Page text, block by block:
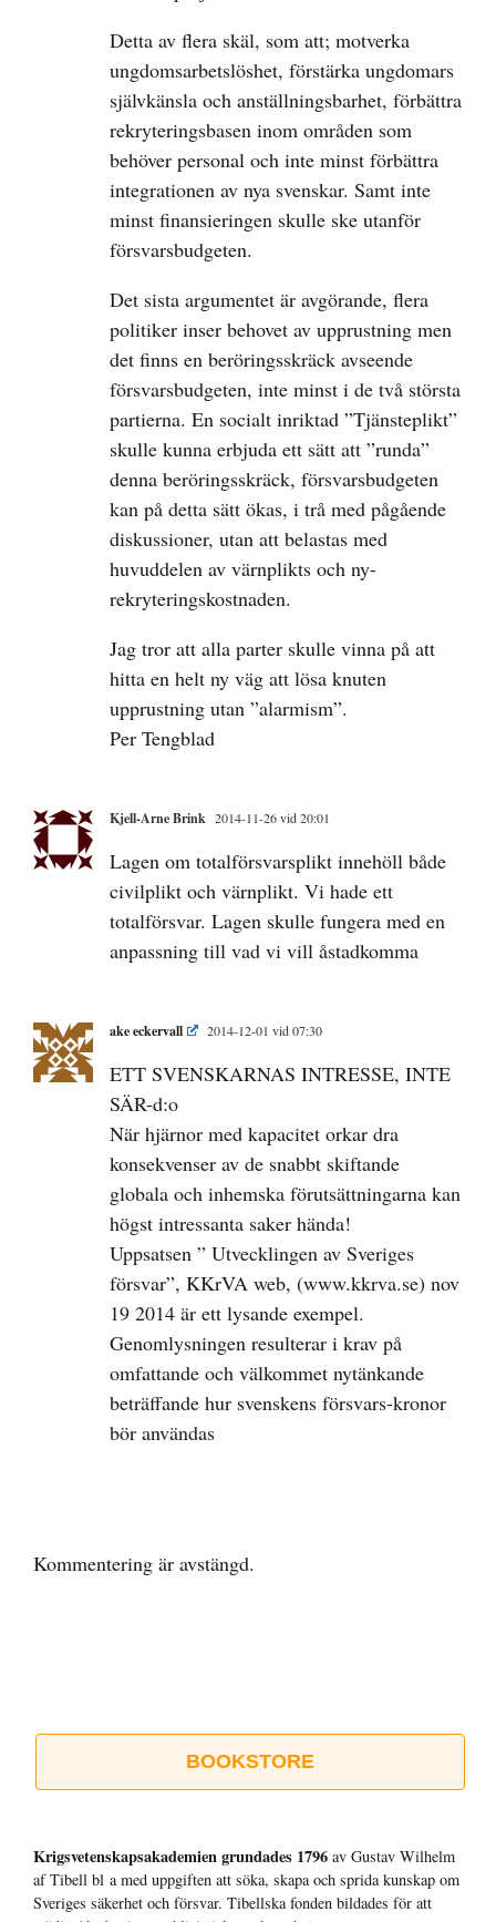
Detta av flera skäl, som att; motverka
ungdomsarbetslöshet, förstärka ungdomars
självkänsla och anställningsbarhet, förbättra
rekryteringsbasen inom områden som
behöver personal och inte minst förbättra
integrationen av nya svenskar. Samt inte
minst finansieringen skulle ske utanför
försvarsbudgeten.
Det sista argumentet är avgörande, flera
politiker inser behovet av upprustning men
det finns en beröringsskräck avseende
försvarsbudgeten, inte minst i de två största
partierna. En socialt inriktad ”Tjänsteplikt”
skulle kunna erbjuda ett sätt att ”runda”
denna beröringsskräck, försvarsbudgeten
kan på detta sätt ökas, i trå med pågående
diskussioner, utan att belastas med
huvuddelen av värnplikts och ny-
rekryteringskostnaden.
Jag tror att alla parter skulle vinna på att
hitta en helt ny väg att lösa knuten
upprustning utan ”alarmism”.
Per Tengblad
Kjell-Arne Brink 2014-11-26 vid 20:01
Lagen om totalförsvarsplikt innehöll både
civilplikt och värnplikt. Vi hade ett
totalförsvar. Lagen skulle fungera med en
anpassning till vad vi vill åstadkomma
ake eckervall 2014-12-01 vid 07:30
ETT SVENSKARNAS INTRESSE, INTE
SÄR-d:o
När hjärnor med kapacitet orkar dra
konsekvenser av de snabbt skiftande
globala och inhemska förutsättningarna kan
högst intressanta saker hända!
Uppsatsen ” Utvecklingen av Sveriges
försvar”, KKrVA web, (www.kkrva.se) nov
19 2014 är ett lysande exempel.
Genomlysningen resulterar i krav på
omfattande och välkommet nytänkande
beträffande hur svenskens försvars-kronor
bör användas
Kommentering är avstängd.
BOOKSTORE
Krigsvetenskap­sakademien grundades 1796 av Gustav Wilhelm
af Tibell bl a med uppgiften att söka, skapa och sprida kunskap om
Sveriges säkerhet och försvar. Tibellska fonden bildades för att